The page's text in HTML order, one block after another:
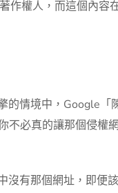
作權人，而這個內容
的情境中，Google「
不必真的讓那個侵權
沒有那個網址，即便